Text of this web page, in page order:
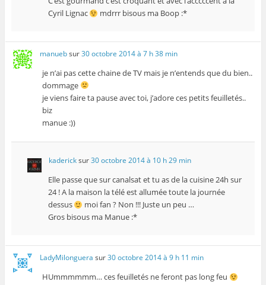
Cyril Lignac
mdrrr bisous ma Boop :*
manuebsur30 octobre 2014 à 7 h 38 min
je n’ai pas cette chaine de TV mais je n’entends que du bien..
dommage
je viens faire ta pause avec toi, j’adore ces petits feuilletés..
biz
manue :))
kadericksur30 octobre 2014 à 10 h 29 min
Elle passe que sur canalsat et tu as de la cuisine 24h sur
24 ! A la maison la télé est allumée toute la journée
dessus
moi fan ? Non !!! Juste un peu …
Gros bisous ma Manue :*
LadyMilonguera sur30 octobre 2014 à 9 h 11 min
HUmmmmmm… ces feuilletés ne feront pas long feu